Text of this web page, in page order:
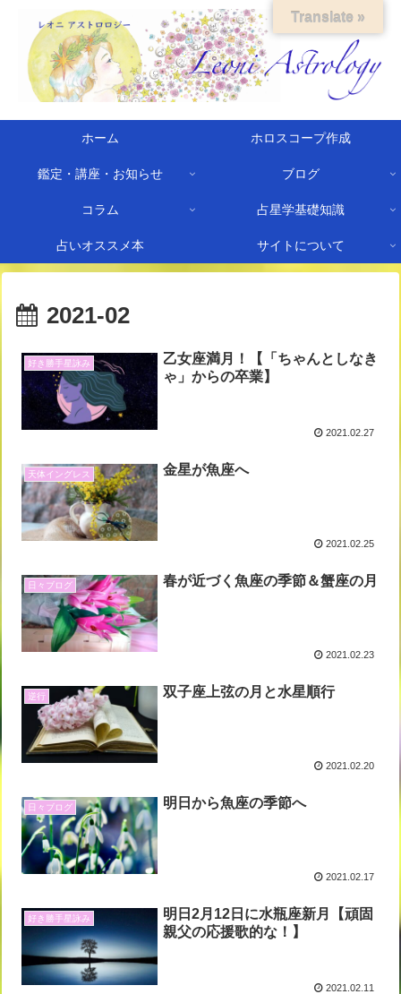
ホーム ホロスコープ作成
鑑定・講座・お知らせ ブログ
コラム 占星学基礎知識
占いオススメ本 サイトについて
2021-02
好き勝手星詠み
乙女座満月！【「ちゃんとしなき
ゃ」からの卒業】
2021.02.27
天体イングレス 金星が魚座へ
2021.02.25
日々ブログ 春が近づく魚座の季節＆蟹座の月
2021.02.23
逆行 双子座上弦の月と水星順行
2021.02.20
日々ブログ 明日から魚座の季節へ
2021.02.17
好き勝手星詠み
明日2月12日に水瓶座新月【頑固
親父の応援歌的な！】
2021.02.11
Translate »